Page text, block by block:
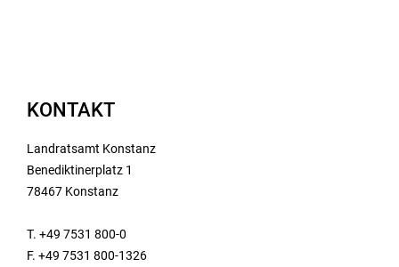
KONTAKT
Landratsamt Konstanz
Benediktinerplatz 1
78467 Konstanz
T. +49 7531 800-0
F. +49 7531 800-1326